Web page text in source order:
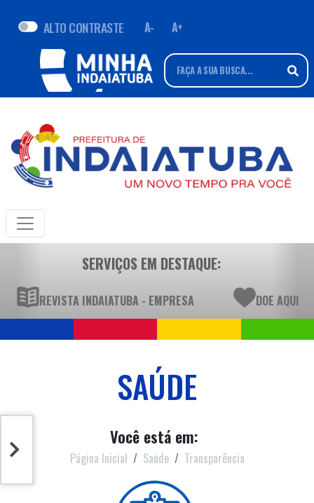
ALTO CONTRASTE A- A+
SERVIÇOS EM DESTAQUE:
REVISTA INDAIATUBA - EMPRESA DOE AQUI
SAÚDE
Você está em:
Página Inicial Saúde Transparência